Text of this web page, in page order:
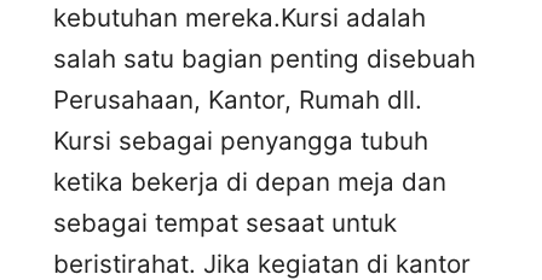
kebutuhan mereka.Kursi adalah
salah satu bagian penting disebuah
Perusahaan, Kantor, Rumah dll.
Kursi sebagai penyangga tubuh
ketika bekerja di depan meja dan
sebagai tempat sesaat untuk
beristirahat. Jika kegiatan di kantor